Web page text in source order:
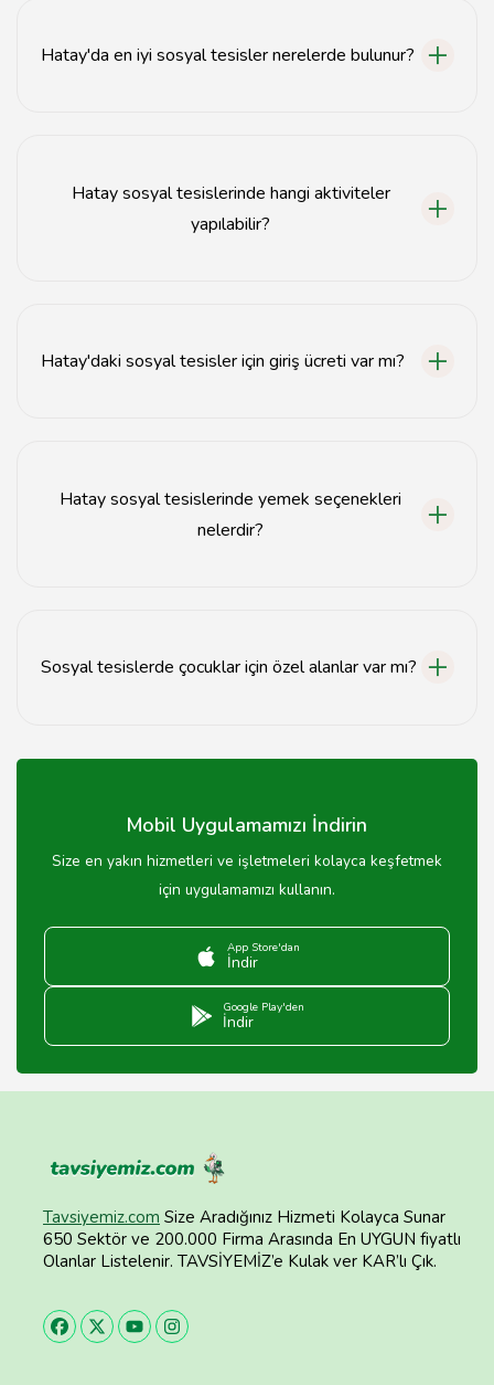
Hatay'da en iyi sosyal tesisler nerelerde bulunur?
Hatay sosyal tesislerinde hangi aktiviteler
yapılabilir?
Hatay'daki sosyal tesisler için giriş ücreti var mı?
Hatay sosyal tesislerinde yemek seçenekleri
nelerdir?
Sosyal tesislerde çocuklar için özel alanlar var mı?
aktiviteler bulunmaktadır.
Mobil Uygulamamızı İndirin
Size en yakın hizmetleri ve işletmeleri kolayca keşfetmek
için uygulamamızı kullanın.
App Store'dan
İndir
Google Play'den
İndir
Tavsiyemiz.com Size Aradığınız Hizmeti Kolayca Sunar
650 Sektör ve 200.000 Firma Arasında En UYGUN fiyatlı
Olanlar Listelenir. TAVSİYEMİZ’e Kulak ver KAR’lı Çık.